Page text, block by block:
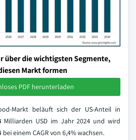
über die wichtigsten Segmente,
Markt formen
PDF herunterladen
Markt beläuft sich der US-Anteil in
Milliarden USD im Jahr 2024 und wird
einem CAGR von 6,4% wachsen.